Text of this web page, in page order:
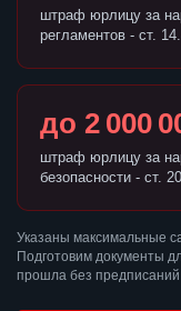
штраф юрлицу за
регламентов - ст.
до 2 000
штраф юрлицу за
безопасности - ст.
Указаны максимальные
Подготовим документы
прошла без